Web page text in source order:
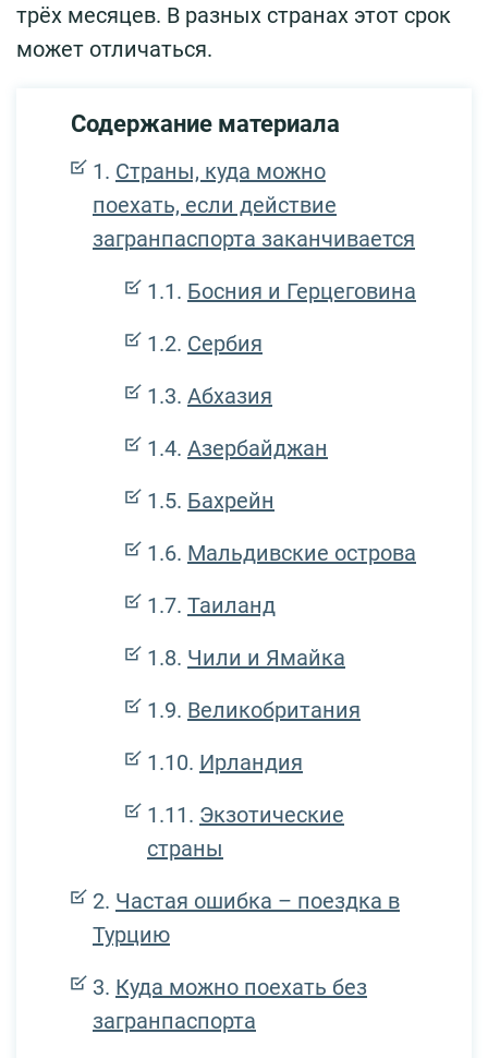
трёх месяцев. В разных странах этот срок
может отличаться.
Содержание материала
Страны, куда можно
поехать, если действие
загранпаспорта заканчивается
Босния и Герцеговина
Сербия
Абхазия
Азербайджан
Бахрейн
Мальдивские острова
Таиланд
Чили и Ямайка
Великобритания
Ирландия
Экзотические
страны
Частая ошибка – поездка в
Турцию
Куда можно поехать без
загранпаспорта